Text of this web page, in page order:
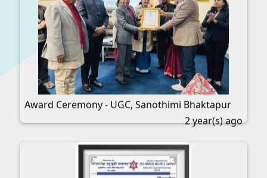
Award Ceremony - UGC, Sanothimi Bhaktapur
2 year(s) ago